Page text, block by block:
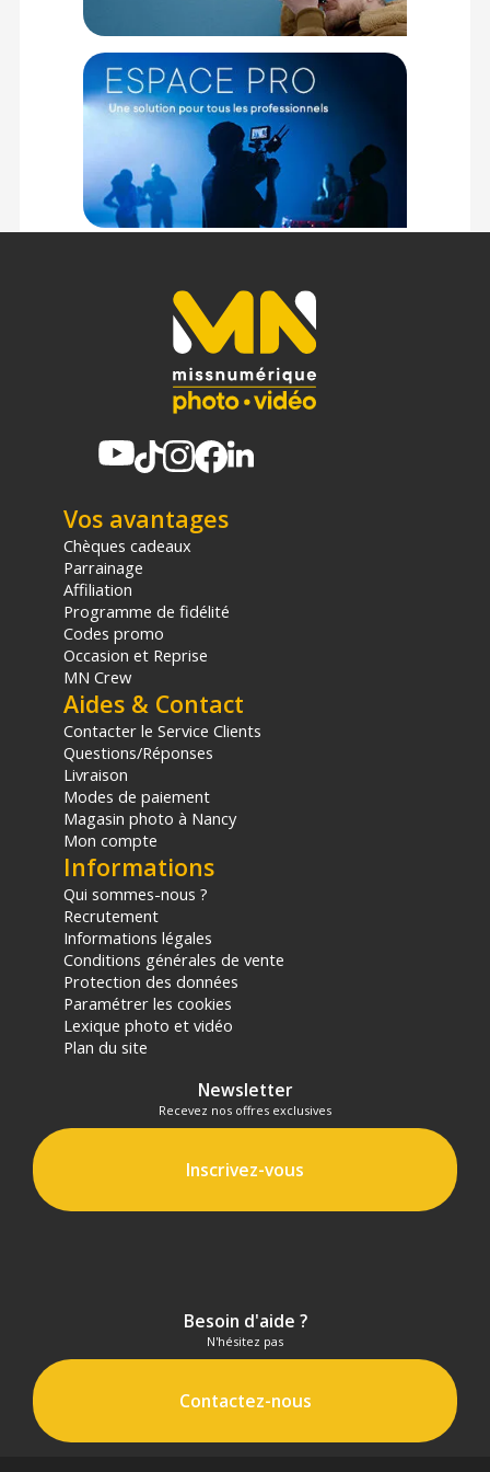
Compatibilité : Gamme Aegis (valises rigides, sacs polochons
et sacs à dos)
Matériau extérieur : Maille mono ripstop respirante
Type de fermeture : Glissière YKK
Options de transport : Poignée supérieure et boucles
Couleur : Anthracite
Dimensions : 18 x 13 x 9 cm
Poids : Environ 60 grammes
Offre valable jusqu'au 08-08-2026 inclus.
Code EAN Peli Aegis Packing Cube Petit - Anthracite -
Bagagerie - Achat & prix :019428193249
(1) Nombre de points Fidélité estimés, hors remises au panier, basé
sur le prix TTC en €, les points seront effectivement calculés dans le
Vos avantages
Chèques cadeaux
Parrainage
Affiliation
Programme de fidélité
Codes promo
Occasion et Reprise
MN Crew
Aides & Contact
Contacter le Service Clients
Questions/Réponses
Livraison
Modes de paiement
Magasin photo à Nancy
Mon compte
Informations
Qui sommes-nous ?
Recrutement
Informations légales
Conditions générales de vente
Protection des données
Paramétrer les cookies
Lexique photo et vidéo
Plan du site
Newsletter
Recevez nos offres exclusives
Inscrivez-vous
Besoin d'aide ?
N'hésitez pas
Contactez-nous